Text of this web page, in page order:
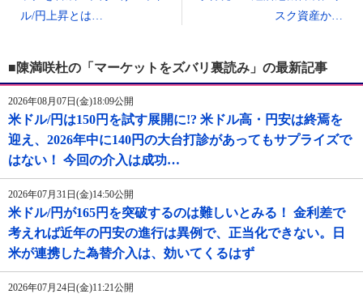
ル/円上昇とは…
スク資産か…
■陳満咲杜の「マーケットをズバリ裏読み」の最新記事
2026年08月07日(金)18:09公開
米ドル/円は150円を試す展開に!? 米ドル高・円安は終焉を
迎え、2026年中に140円の大台打診があってもサプライズで
はない！ 今回の介入は成功…
2026年07月31日(金)14:50公開
米ドル/円が165円を突破するのは難しいとみる！ 金利差で
考えれば近年の円安の進行は異例で、正当化できない。日
米が連携した為替介入は、効いてくるはず
2026年07月24日(金)11:21公開